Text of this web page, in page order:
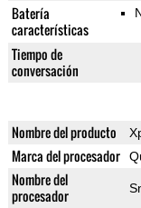
Batería
características
Tiempo de
conversación
Nombre del producto
Marca del procesador
Nombre del
procesador